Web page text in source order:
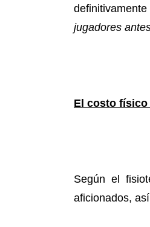
jugadores
El costo
Según el
aficionados,